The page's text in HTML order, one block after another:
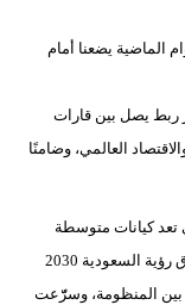
سيارات
الماضية يضعنا أمام
ربط يصل بين قارات
العالمي، وضامنًا
تعد كيانات متوسطة
المدى استحدث معظمها في المرحلة الأولى من إطلاق رؤية السعودية 2030
بين المنظومة، وسرّّعت